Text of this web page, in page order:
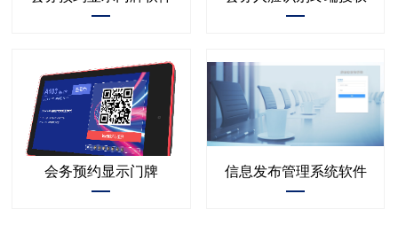
会务预约显示门牌 信息发布管理系统软件